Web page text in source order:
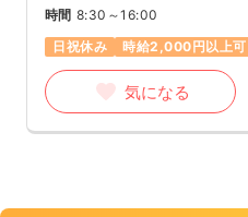
時間 8:30～16:00
日祝休み
時給2,000円以上可
気になる